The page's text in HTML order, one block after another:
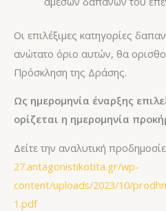
Οι επιλέξιμες κατηγορίες
ανώτατο όριο αυτών, θα
Πρόσκληση της Δράσης.
Ως ημερομηνία έναρξης
ορίζεται η ημερομηνία
Δείτε την αναλυτική
27.antagonistikotita.gr/wp-
content/uploads/2023/10/
1.pdf